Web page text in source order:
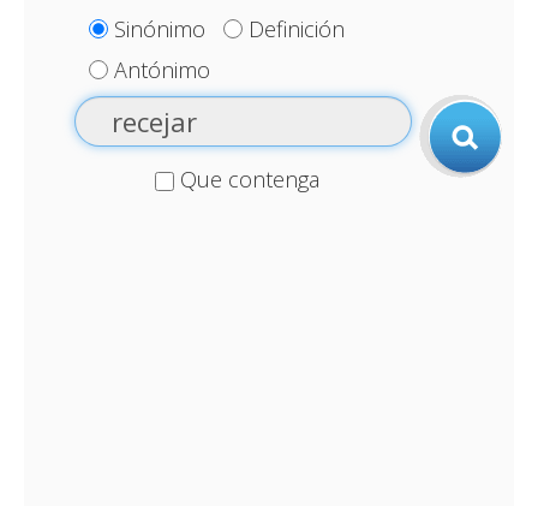
Sinónimo
Definición
Antónimo
Que contenga